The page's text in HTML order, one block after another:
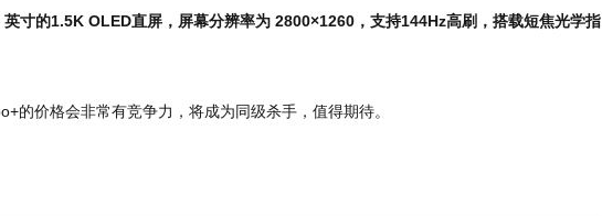
寸的1.5K OLED直屏，屏幕分辨率为 2800×1260，支持144Hz高刷，搭载短焦光学指
的价格会非常有竞争力，将成为同级杀手，值得期待。